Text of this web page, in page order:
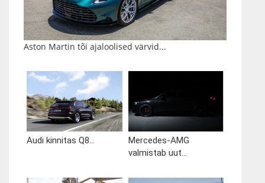
Aston Martin tõi ajaloolised värvid...
Audi kinnitas Q8...
Mercedes-AMG
valmistab uut...